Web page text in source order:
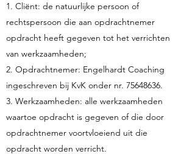
1. Cliënt: de natuurlijke persoon of
rechtspersoon die aan opdrachtnemer
opdracht heeft gegeven tot het verrichten
van werkzaamheden;
2. Opdrachtnemer: Engelhardt Coaching
ingeschreven bij KvK onder nr. 75648636.
3. Werkzaamheden: alle werkzaamheden
waartoe opdracht is gegeven of die door
opdrachtnemer voortvloeiend uit die
opdracht worden verricht.